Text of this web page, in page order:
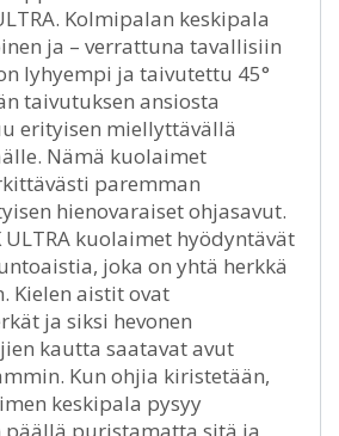
Kolmipalan keskipala
ja – verrattuna tavallisiin
lyhyempi ja taivutettu 45°
taivutuksen ansiosta
erityisen miellyttävällä
Nämä kuolaimet
paremman
hienovaraiset ohjasavut.
ULTRA kuolaimet hyödyntävät
joka on yhtä herkkä
Kielen aistit ovat
ja siksi hevonen
kautta saatavat avut
Kun ohjia kiristetään,
keskipala pysyy